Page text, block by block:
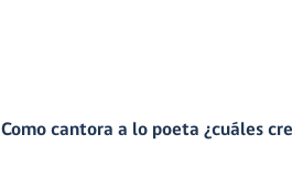
Como cantora a lo poeta ¿cuáles